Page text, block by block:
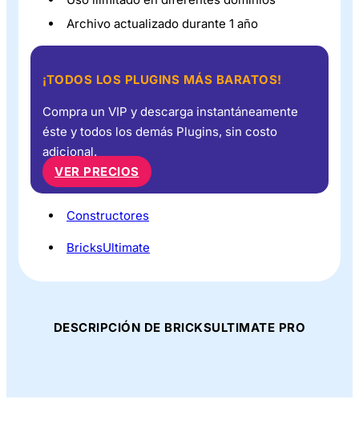
Archivo actualizado durante 1 año
¡TODOS LOS PLUGINS MÁS BARATOS!
Compra un VIP y descarga instantáneamente
éste y todos los demás Plugins, sin costo
adicional.
VER PRECIOS
Constructores
BricksUltimate
DESCRIPCIÓN DE BRICKSULTIMATE PRO